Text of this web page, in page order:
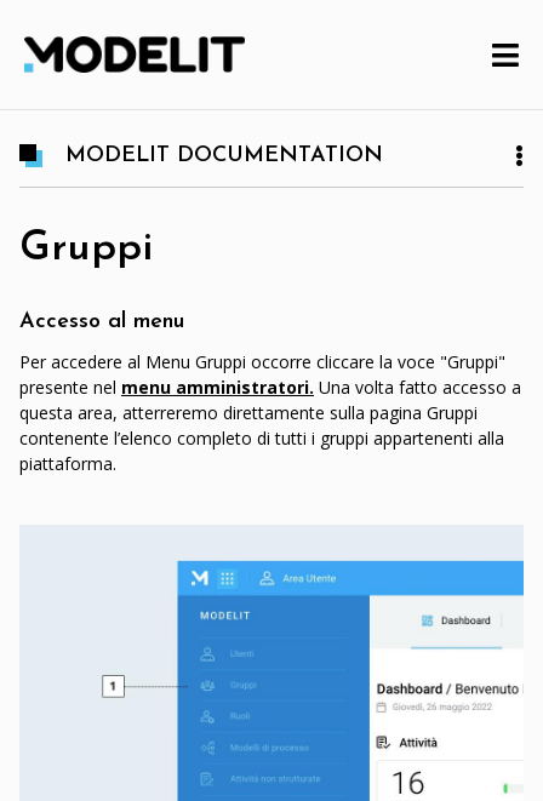
MODELIT DOCUMENTATION
Gruppi
Accesso al menu
Per accedere al Menu Gruppi occorre cliccare la voce "Gruppi"
presente nel menu amministratori. Una volta fatto accesso a
questa area, atterreremo direttamente sulla pagina Gruppi
contenente l’elenco completo di tutti i gruppi appartenenti alla
piattaforma.